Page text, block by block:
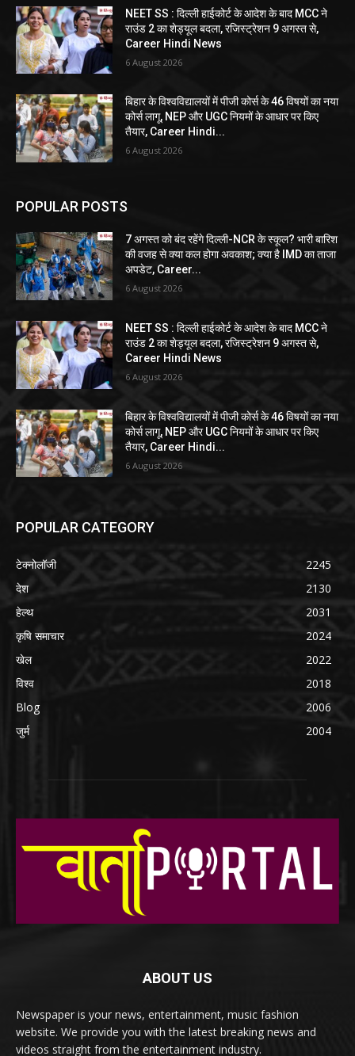
NEET SS : दिल्ली हाईकोर्ट के आदेश के बाद MCC ने
राउंड 2 का शेड्यूल बदला, रजिस्ट्रेशन 9 अगस्त से,
Career Hindi News
6 August 2026
बिहार के विश्वविद्यालयों में पीजी कोर्स के 46 विषयों का नया
कोर्स लागू, NEP और UGC नियमों के आधार पर किए
तैयार, Career Hindi...
6 August 2026
POPULAR POSTS
7 अगस्त को बंद रहेंगे दिल्ली-NCR के स्कूल? भारी बारिश
की वजह से क्या कल होगा अवकाश; क्या है IMD का ताजा
अपडेट, Career...
6 August 2026
NEET SS : दिल्ली हाईकोर्ट के आदेश के बाद MCC ने
राउंड 2 का शेड्यूल बदला, रजिस्ट्रेशन 9 अगस्त से,
Career Hindi News
6 August 2026
बिहार के विश्वविद्यालयों में पीजी कोर्स के 46 विषयों का नया
कोर्स लागू, NEP और UGC नियमों के आधार पर किए
तैयार, Career Hindi...
6 August 2026
POPULAR CATEGORY
टेक्नोलॉजी
2245
देश
2130
हेल्थ
2031
कृषि समाचार
2024
खेल
2022
विश्व
2018
Blog
2006
जुर्म
2004
ABOUT US
Newspaper is your news, entertainment, music fashion
website. We provide you with the latest breaking news and
videos straight from the entertainment industry.